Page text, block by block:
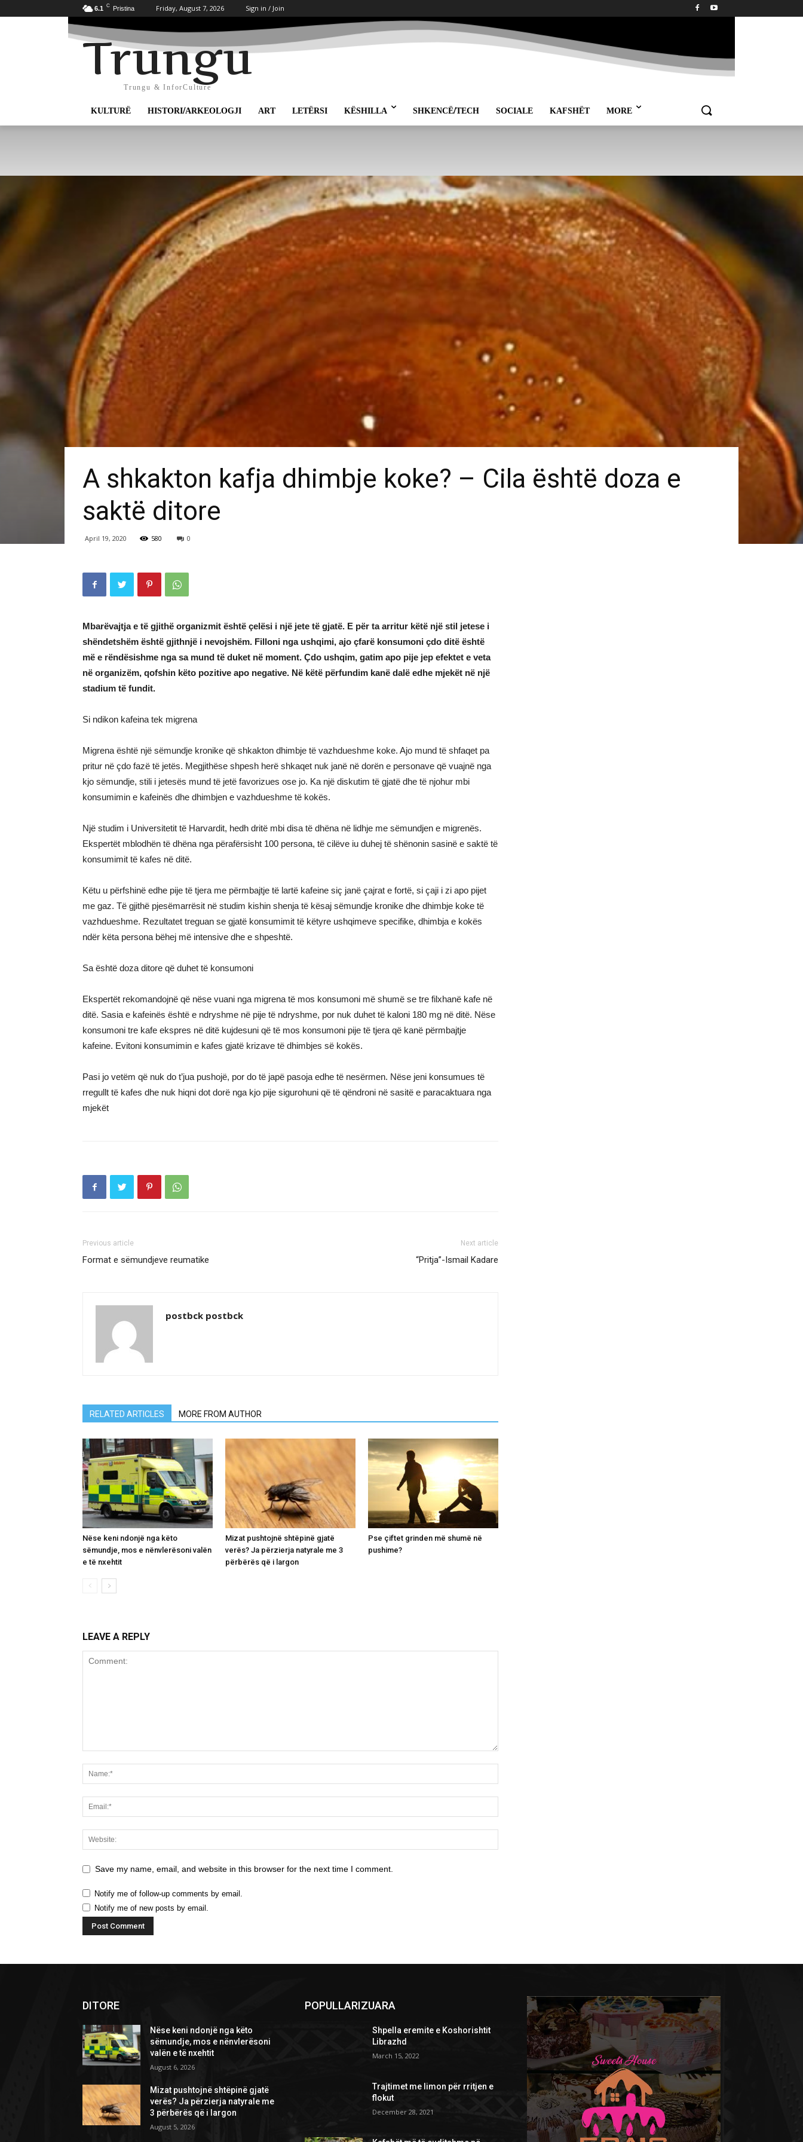
6.1 C Pristina Friday, August 7, 2026 Sign in / Join
Trungu
Trungu & InforCulture
KULTURË HISTORI/ARKEOLOGJI ART LETËRSI KËSHILLA SHKENCË/TECH SOCIALE KAFSHËT MORE
A shkakton kafja dhimbje koke? – Cila është doza e
saktë ditore
April 19, 2020 580 0
Mbarëvajtja e të gjithë organizmit është çelësi i një jete të gjatë. E për ta arritur këtë një stil jetese i
shëndetshëm është gjithnjë i nevojshëm. Filloni nga ushqimi, ajo çfarë konsumoni çdo ditë është
më e rëndësishme nga sa mund të duket në moment. Çdo ushqim, gatim apo pije jep efektet e veta
në organizëm, qofshin këto pozitive apo negative. Në këtë përfundim kanë dalë edhe mjekët në një
stadium të fundit.
Si ndikon kafeina tek migrena
Migrena është një sëmundje kronike që shkakton dhimbje të vazhdueshme koke. Ajo mund të shfaqet pa
pritur në çdo fazë të jetës. Megjithëse shpesh herë shkaqet nuk janë në dorën e personave që vuajnë nga
kjo sëmundje, stili i jetesës mund të jetë favorizues ose jo. Ka një diskutim të gjatë dhe të njohur mbi
konsumimin e kafeinës dhe dhimbjen e vazhdueshme të kokës.
Një studim i Universitetit të Harvardit, hedh dritë mbi disa të dhëna në lidhje me sëmundjen e migrenës.
Ekspertët mblodhën të dhëna nga përafërsisht 100 persona, të cilëve iu duhej të shënonin sasinë e saktë të
konsumimit të kafes në ditë.
Këtu u përfshinë edhe pije të tjera me përmbajtje të lartë kafeine siç janë çajrat e fortë, si çaji i zi apo pijet
me gaz. Të gjithë pjesëmarrësit në studim kishin shenja të kësaj sëmundje kronike dhe dhimbje koke të
vazhdueshme. Rezultatet treguan se gjatë konsumimit të këtyre ushqimeve specifike, dhimbja e kokës
ndër këta persona bëhej më intensive dhe e shpeshtë.
Sa është doza ditore që duhet të konsumoni
Ekspertët rekomandojnë që nëse vuani nga migrena të mos konsumoni më shumë se tre filxhanë kafe në
ditë. Sasia e kafeinës është e ndryshme në pije të ndryshme, por nuk duhet të kaloni 180 mg në ditë. Nëse
konsumoni tre kafe ekspres në ditë kujdesuni që të mos konsumoni pije të tjera që kanë përmbajtje
kafeine. Evitoni konsumimin e kafes gjatë krizave të dhimbjes së kokës.
Pasi jo vetëm që nuk do t’jua pushojë, por do të japë pasoja edhe të nesërmen. Nëse jeni konsumues të
rregullt të kafes dhe nuk hiqni dot dorë nga kjo pije sigurohuni që të qëndroni në sasitë e paracaktuara nga
mjekët
Previous article
Format e sëmundjeve reumatike
Next article
“Pritja”-Ismail Kadare
postbck postbck
RELATED ARTICLES MORE FROM AUTHOR
Nëse keni ndonjë nga këto
sëmundje, mos e nënvlerësoni valën
e të nxehtit
Mizat pushtojnë shtëpinë gjatë
verës? Ja përzierja natyrale me 3
përbërës që i largon
Pse çiftet grinden më shumë në
pushime?
LEAVE A REPLY
Save my name, email, and website in this browser for the next time I comment.
Notify me of follow-up comments by email.
Notify me of new posts by email.
DITORE
Nëse keni ndonjë nga këto
sëmundje, mos e nënvlerësoni
valën e të nxehtit
August 6, 2026
Mizat pushtojnë shtëpinë gjatë
verës? Ja përzierja natyrale me
3 përbërës që i largon
August 5, 2026
POPULLARIZUARA
Shpella eremite e Koshorishtit
Librazhd
March 15, 2022
Trajtimet me limon për rritjen e
flokut
December 28, 2021